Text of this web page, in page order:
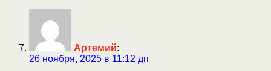
Артемий:
26 ноября, 2025 в 11:12 дп